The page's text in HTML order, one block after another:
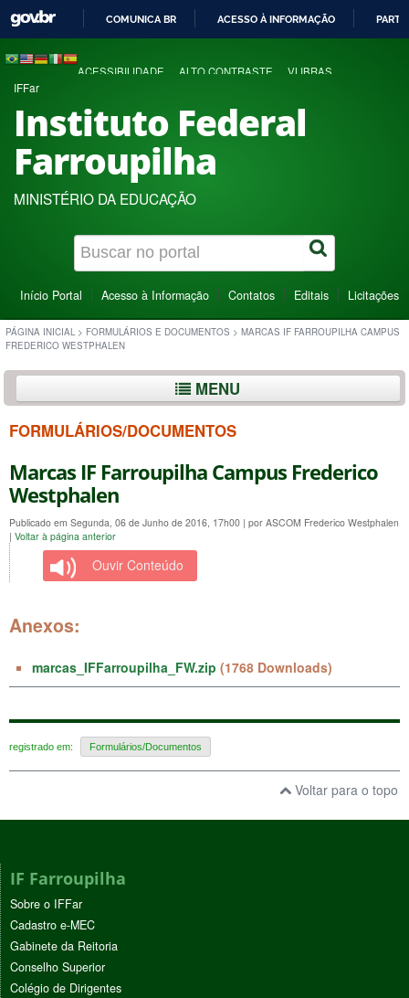
COMUNICA BR ACESSO À INFORMAÇÃO
ACESSIBILIDADE ALTO CONTRASTE VLIBRAS
IFFar
Instituto Federal
Farroupilha
MINISTÉRIO DA EDUCAÇÃO
Início Portal Acesso à Informação Contatos Editais Licitações
PÁGINA INICIAL > FORMULÁRIOS E DOCUMENTOS > MARCAS IF FARROUPILHA CAMPUS
FREDERICO WESTPHALEN
MENU
FORMULÁRIOS/DOCUMENTOS
Marcas IF Farroupilha Campus Frederico
Westphalen
Publicado em Segunda, 06 de Junho de 2016, 17h00 | por ASCOM Frederico Westphalen
| Voltar à página anterior
Ouvir Conteúdo
Anexos:
marcas_IFFarroupilha_FW.zip (1768 Downloads)
registrado em: Formulários/Documentos
Voltar para o topo
IF Farroupilha
Sobre o IFFar
Cadastro e-MEC
Gabinete da Reitoria
Conselho Superior
Colégio de Dirigentes